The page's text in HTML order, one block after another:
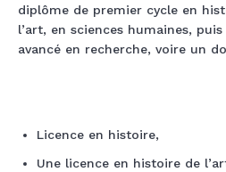
diplôme de premier cycle en
l’art, en sciences humaines,
avancé en recherche, voire un
Licence en histoire,
Une licence en histoire de